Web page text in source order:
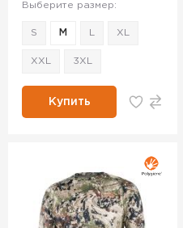
Выберите размер:
S M XL
XXL 3XL
Купить